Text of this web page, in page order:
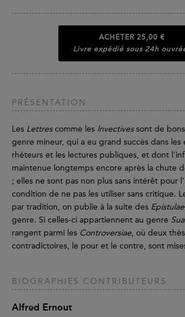
ACHETER 25,00 €
Livre expédié sous 24h
PRÉSENTATION
Les Lettrescomme les lnvectivessont de
genre mineur, qui a eu grand succès dans les
rhéteurs et les lectures publiques, et dont
maintenue longtemps encore après la chute
; elles ne sont pas non plus sans intérêt pour
condition de ne pas les utiliser sans critique.
par tradition, on publie à la suite des Epistulae
genre. Si celles-ci appartiennent au genre
rangent parmi les Controversiae, où deux
contradictoires, le pour et le contre, sont
BIOGRAPHIES CONTRIBUTEURS
Alfred Ernout